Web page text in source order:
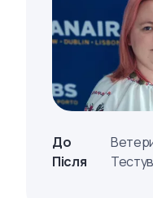
До
Після